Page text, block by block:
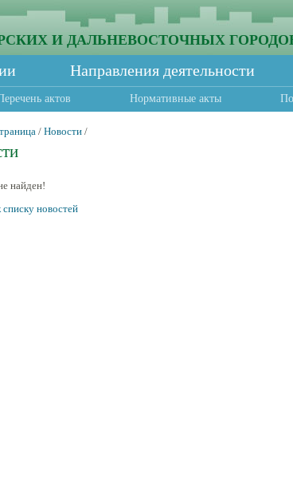
И ДАЛЬНЕВОСТОЧНЫХ
Направления деятельности
актов Нормативные акты
/ Новости /
найден!
списку новостей